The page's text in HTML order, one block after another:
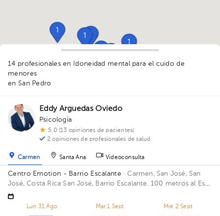
1
1
1 1
1
1
1
1
1
1
2
14 profesionales en Idoneidad mental para el cuido de
menores
en San Pedro
Eddy Arguedas Oviedo
Psicología
5.0 (13 opiniones de pacientes)
2 opiniones de profesionales de salud
Carmen Santa Ana Videoconsulta
Centro Emotion - Barrio Escalante · Carmen, San José, San
José, Costa Rica San José, Barrio Escalante. 100 metros al Este
de la Rotonda del Farolito. Casa Emotio
Lun 31 Ago Mar 1 Sept Mié 2 Sept